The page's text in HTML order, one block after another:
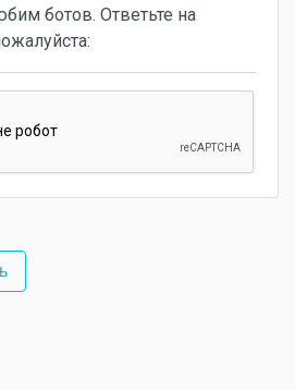
ботов. Ответьте на